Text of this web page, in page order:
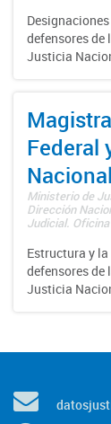
defensores de
Justicia
Federal
Nacional
Ministerio de
Dirección
Judicial.
Estructura y
defensores de
Justicia